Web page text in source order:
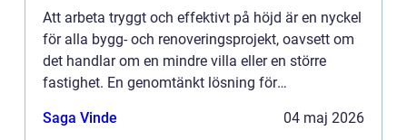
Att arbeta tryggt och effektivt på höjd är en nyckel
för alla bygg- och renoveringsprojekt, oavsett om
det handlar om en mindre villa eller en större
fastighet. En genomtänkt lösning för
arbetsmiljö, utan spa...
Saga Vinde 04 maj 2026